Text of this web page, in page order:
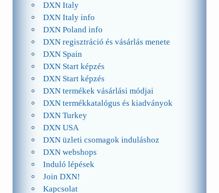
DXN Italy
DXN Italy info
DXN Poland info
DXN regisztráció és vásárlás menete
DXN Spain
DXN Start képzés
DXN Start képzés
DXN termékek vásárlási módjai
DXN termékkatalógus és kiadványok
DXN Turkey
DXN USA
DXN üzleti csomagok induláshoz
DXN webshops
Induló lépések
Join DXN!
Kapcsolat